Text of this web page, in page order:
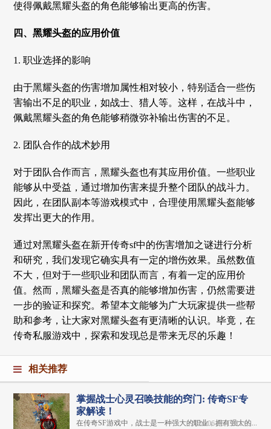
使得佩戴黑耀头盔的角色能够输出更高的伤害。
四、黑耀头盔的应用价值
1. 职业选择的影响
由于黑耀头盔的伤害增加属性相对较小，特别适合一些伤
害输出不足的职业，如战士、猎人等。这样，在战斗中，
佩戴黑耀头盔的角色能够稍微弥补输出伤害的不足。
2. 团队合作的战术妙用
对于团队合作而言，黑耀头盔也有其应用价值。一些职业
能够从中受益，通过增加伤害来提升整个团队的战斗力。
因此，在团队副本等游戏模式中，合理使用黑耀头盔能够
发挥出更大的作用。
通过对黑耀头盔在新开传奇sf中的伤害增加之谜进行分析
和研究，我们发现它确实具有一定的增伤效果。虽然数值
不大，但对于一些职业和团队而言，有着一定的应用价
值。然而，黑耀头盔是否真的能够增加伤害，仍然需要进
一步的验证和探究。希望本文能够为广大玩家提供一些帮
助和参考，让大家对黑耀头盔有更清晰的认识。毕竟，在
传奇私服游戏中，探索和发现总是带来无尽的乐趣！
相关推荐
掌握战士心灵召唤技能的窍门: 传奇SF专
家解读！
在传奇SF游戏中，战士是一种强大的职业，拥有强大的...
2024-06-05 13:11:02